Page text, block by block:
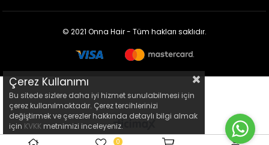
© 2021 Onna Hair - Tüm hakları saklıdır.
Çerez Kullanımı
Bu sitede sizlere daha iyi hizmet sunulabilmesi için
çerez kullanılmaktadır. Çerez tercihlerinizi
değiştirmek ve çerezler hakkında detaylı bilgi almak
için KVKK metnimizi inceleyeniz.
0